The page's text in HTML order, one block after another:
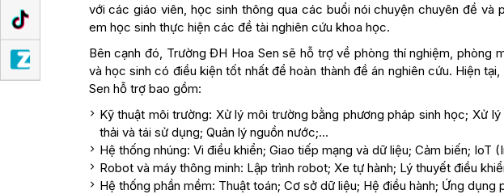
với các giáo viên, học sinh thông qua các buổi nói chuyện chuyên đề và
em học sinh thực hiện các đề tài nghiên cứu khoa học.
Bên cạnh đó, Trường ĐH Hoa Sen sẽ hỗ trợ về phòng thí nghiệm, phòng
và học sinh có điều kiện tốt nhất để hoàn thành đề án nghiên cứu. Hiện
Sen hỗ trợ bao gồm:
Kỹ thuật môi trường: Xử lý môi trường bằng phương pháp sinh học; Xử
thải và tái sử dụng; Quản lý nguồn nước;…
Hệ thống nhúng: Vi điều khiển; Giao tiếp mạng và dữ liệu; Cảm biến; IoT
Robot và máy thông minh: Lập trình robot; Xe tự hành; Lý thuyết điều
Hệ thống phần mềm: Thuật toán; Cơ sở dữ liệu; Hệ điều hành; Ứng